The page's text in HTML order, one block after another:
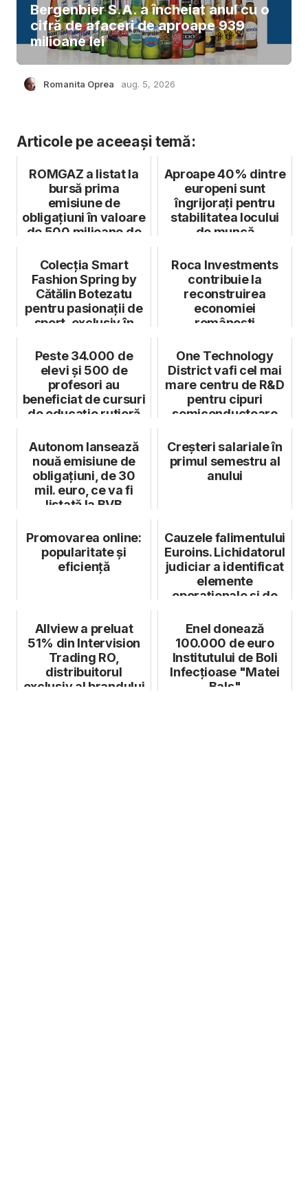
Bergenbier S.A. a încheiat anul cu o
cifră de afaceri de aproape 939
milioane lei
Romanita Oprea aug. 5, 2026
Articole pe aceeași temă:
ROMGAZ a listat la
bursă prima
emisiune de
obligațiuni în valoare
de 500 milioane de
Aproape 40% dintre
europeni sunt
îngrijorați pentru
stabilitatea locului
de muncă
Colecția Smart
Fashion Spring by
Cătălin Botezatu
pentru pasionații de
sport, exclusiv în
Roca Investments
contribuie la
reconstruirea
economiei
românești
Peste 34.000 de
elevi și 500 de
profesori au
beneficiat de cursuri
de educație rutieră
One Technology
District vafi cel mai
mare centru de R&D
pentru cipuri
semiconductoare
Autonom lansează
nouă emisiune de
obligațiuni, de 30
mil. euro, ce va fi
listată la BVB
Creșteri salariale în
primul semestru al
anului
Promovarea online:
popularitate și
eficiență
Cauzele falimentului
Euroins. Lichidatorul
judiciar a identificat
elemente
operaționale și de
Allview a preluat
51% din Intervision
Trading RO,
distribuitorul
exclusiv al brandului
Enel donează
100.000 de euro
Institutului de Boli
Infecțioase "Matei
Balș"